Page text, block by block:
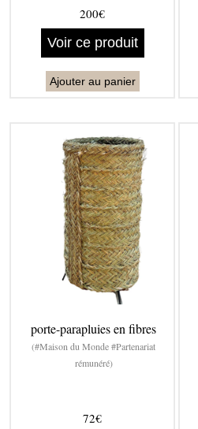
200€
Voir ce produit
Ajouter au panier
porte-parapluies en fibres
(#Maison du Monde #Partenariat
rémunéré)
72€